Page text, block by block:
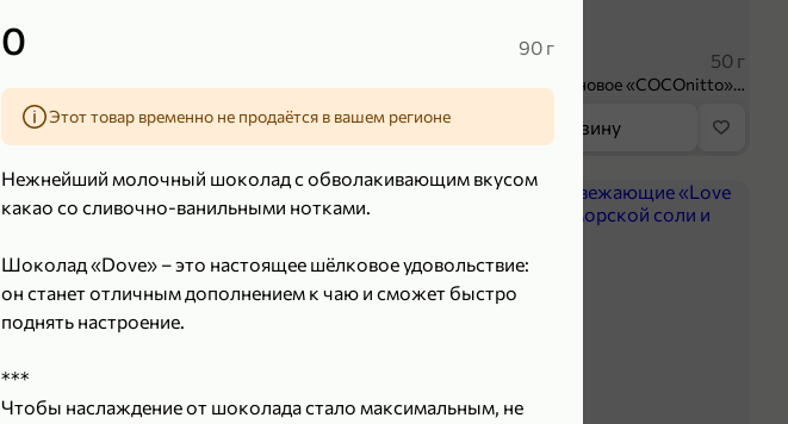
0 90 г
Этот товар временно не продаётся в вашем регионе
Нежнейший молочный шоколад с обволакивающим вкусом
какао со сливочно-ванильными нотками.
Шоколад «Dove» – это настоящее шёлковое удовольствие:
он станет отличным дополнением к чаю и сможет быстро
поднять настроение.
***
Чтобы наслаждение от шоколада стало максимальным, не
Полотенца бумажные «Soffione» MENU, 2 рулона, 120 г Творог 3.8% «Мама Лама» клубника-банан, 100 г
В корзину
89,99 ₽ 50 г
Печенье протеиновое «COCOnitto» BROWNIE с кокосом, 50 г
В корзину